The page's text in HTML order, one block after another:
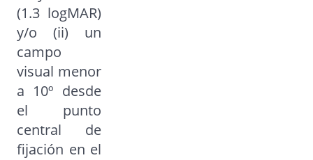
(1.3 logMAR)
y/o (ii) un
campo
visual menor
a 10º desde
el punto
central de
fijación en el